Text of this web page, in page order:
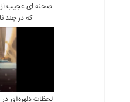
صحنه ای عجیب از
که در چند
لحظات دلهره‌آور در